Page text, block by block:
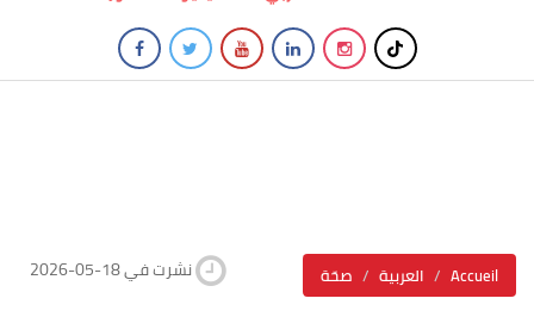
صحّة العربية Accueil 2026-05-18 نشرت في